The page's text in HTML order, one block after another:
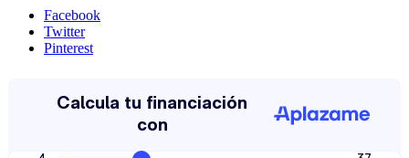
Facebook
Twitter
Pinterest